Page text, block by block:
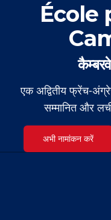
École
एक अद्वितीय फ्रेंच-
सम्मानित और
अभी नामांकन करें